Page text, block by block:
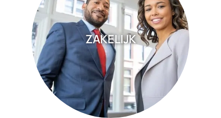
ZAKELIJK